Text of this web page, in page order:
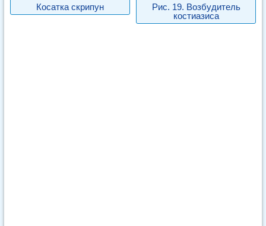
Косатка скрипун
Рис. 19. Возбудитель
костиазиса